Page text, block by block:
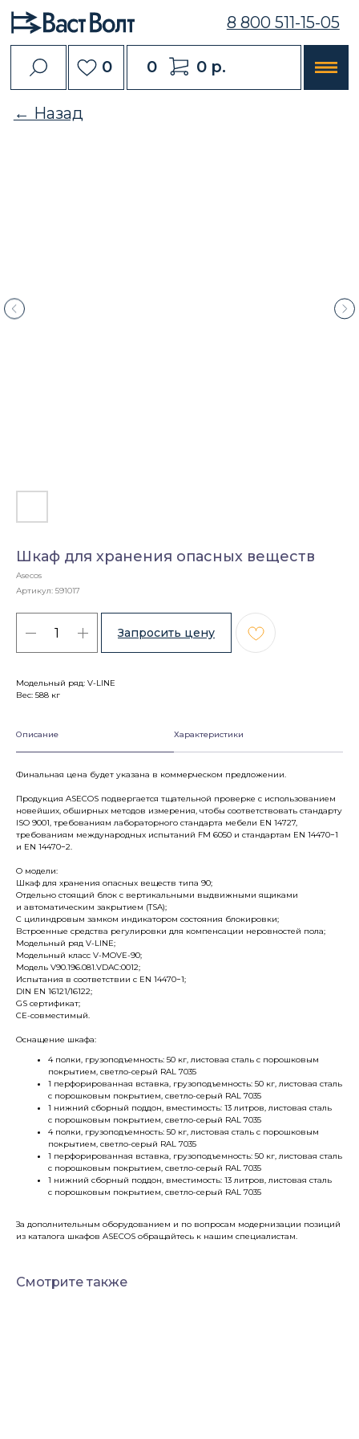
0
8 800 511-15-05
0 р.
0
← Назад
Шкаф для хранения опасных веществ
Asecos
Артикул: 591017
Модельный ряд: V-LINE
Вес: 588 кг
Описание Характеристики
Финальная цена будет указана в коммерческом предложении.
Продукция ASECOS подвергается тщательной проверке с использованием
новейших, обширных методов измерения, чтобы соответствовать стандарту
ISO 9001, требованиям лабораторного стандарта мебели EN 14727,
требованиям международных испытаний FM 6050 и стандартам EN 14470−1
и EN 14470−2.
О модели:
Шкаф для хранения опасных веществ типа 90;
Отдельно стоящий блок с вертикальными выдвижными ящиками
и автоматическим закрытием (TSA);
С цилиндровым замком индикатором состояния блокировки;
Встроенные средства регулировки для компенсации неровностей пола;
Модельный ряд V-LINE;
Модельный класс V-MOVE-90;
Модель V90.196.081.VDAC:0012;
Испытания в соответствии с EN 14470−1;
DIN EN 16121/16122;
GS сертификат;
CE-совместимый.
Оснащение шкафа:
4 полки, грузоподъемность: 50 кг, листовая сталь с порошковым
покрытием, светло-серый RAL 7035
1 перфорированная вставка, грузоподъемность: 50 кг, листовая сталь
с порошковым покрытием, светло-серый RAL 7035
1 нижний сборный поддон, вместимость: 13 литров, листовая сталь
с порошковым покрытием, светло-серый RAL 7035
4 полки, грузоподъемность: 50 кг, листовая сталь с порошковым
покрытием, светло-серый RAL 7035
1 перфорированная вставка, грузоподъемность: 50 кг, листовая сталь
с порошковым покрытием, светло-серый RAL 7035
1 нижний сборный поддон, вместимость: 13 литров, листовая сталь
с порошковым покрытием, светло-серый RAL 7035
За дополнительным оборудованием и по вопросам модернизации позиций
из каталога шкафов ASECOS обращайтесь к нашим специалистам.
Смотрите также